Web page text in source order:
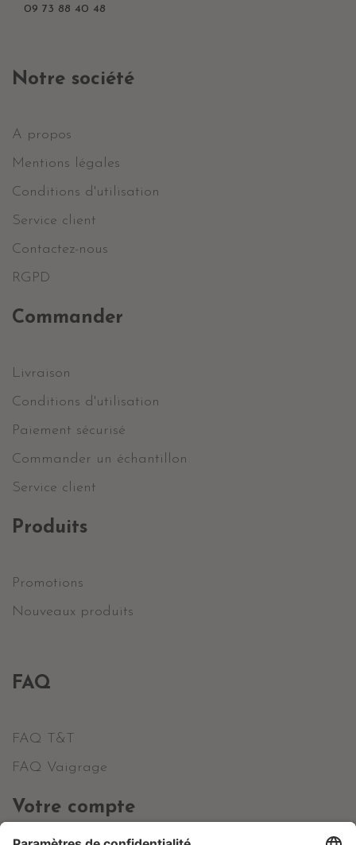
09 73 88 40 48
Notre société
A propos
Mentions légales
Conditions d'utilisation
Service client
Contactez-nous
RGPD
Commander
Livraison
Conditions d'utilisation
Paiement sécurisé
Commander un échantillon
Service client
Produits
Promotions
Nouveaux produits
FAQ
FAQ T&T
FAQ Vaigrage
Votre compte